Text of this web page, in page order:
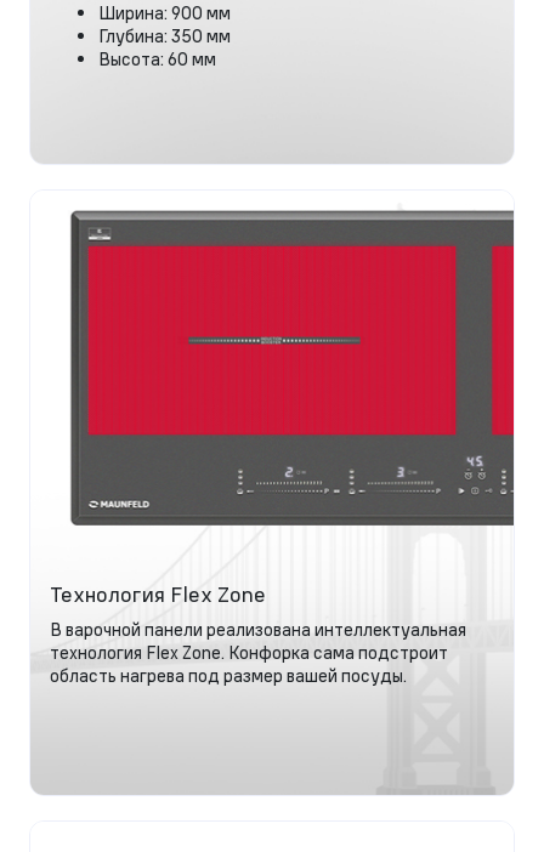
Ширина: 900 мм
Глубина: 350 мм
Высота: 60 мм
Технология Flex Zone
В варочной панели реализована интеллектуальная
технология Flex Zone. Конфорка сама подстроит
область нагрева под размер вашей посуды.